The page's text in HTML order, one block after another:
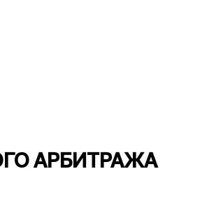
АРБИТРАЖА